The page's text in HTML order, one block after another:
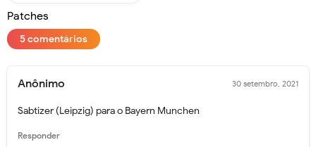
Patches
5 comentários
Anônimo 30 setembro, 2021
Sabtizer (Leipzig) para o Bayern Munchen
Responder